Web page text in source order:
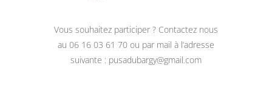
Vous souhaitez participer ? Contactez nous
au 06 16 03 61 70 ou par mail à l’adresse
suivante : pusadubargy@gmail.com